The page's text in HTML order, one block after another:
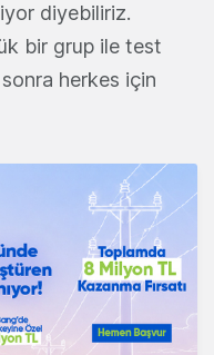
diyebiliriz.
bir grup ile test
herkes için